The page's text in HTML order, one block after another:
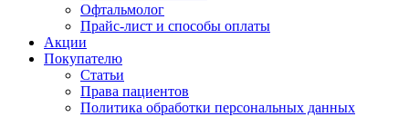
Офтальмолог
Прайс-лист и способы оплаты
Акции
Покупателю
Статьи
Права пациентов
Политика обработки персональных данных